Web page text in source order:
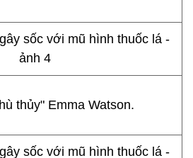
thủy" Emma Watson.